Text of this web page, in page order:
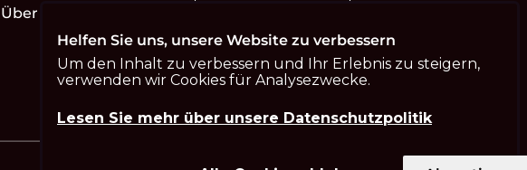
Über uns
Helfen Sie uns, unsere Website zu verbessern
Um den Inhalt zu verbessern und Ihr Erlebnis zu steigern,
verwenden wir Cookies für Analysezwecke.
Lesen Sie mehr über unsere Datenschutzpolitik